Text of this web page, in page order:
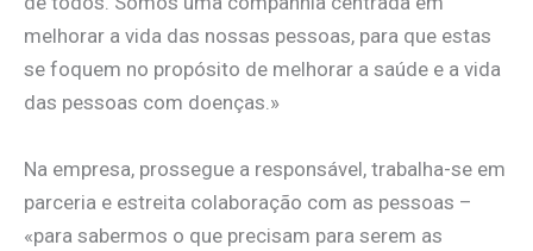
melhorar a vida das nossas pessoas, para que estas
se foquem no propósito de melhorar a saúde e a vida
das pessoas com doenças.»
Na empresa, prossegue a responsável, trabalha-se em
parceria e estreita colaboração com as pessoas –
«para sabermos o que precisam para serem as